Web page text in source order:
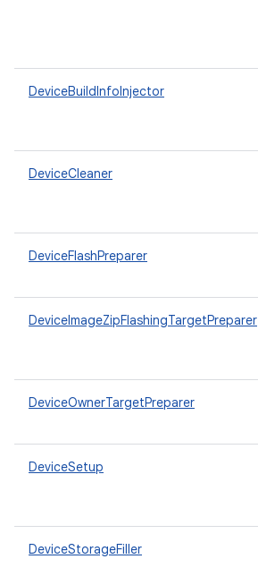
DeviceBuildInfoInjector
DeviceCleaner
DeviceFlashPreparer
DeviceImageZipFlashingTargetPreparer
DeviceOwnerTargetPreparer
DeviceSetup
DeviceStorageFiller